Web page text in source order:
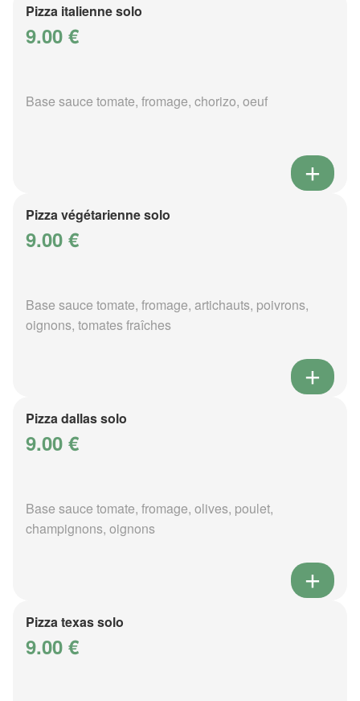
Pizza italienne solo
9.00 €
Base sauce tomate, fromage, chorizo, oeuf
Pizza végétarienne solo
9.00 €
Base sauce tomate, fromage, artichauts, poivrons,
oignons, tomates fraîches
Pizza dallas solo
9.00 €
Base sauce tomate, fromage, olives, poulet,
champignons, oignons
Pizza texas solo
9.00 €